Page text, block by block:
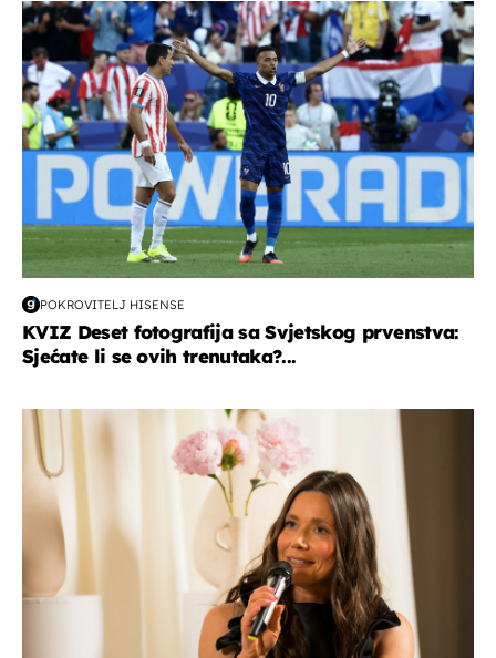
svjetsko prvenstvo 2026
POKROVITELJ HISENSE
KVIZ Deset fotografija sa Svjetskog prvenstva:
Sjećate li se ovih trenutaka?...
moda & ljepota